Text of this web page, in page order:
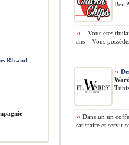
Ben
›› – Vous êtes
ans – Vous
››
›› Dans un un
satisfaire et servir
Rh and